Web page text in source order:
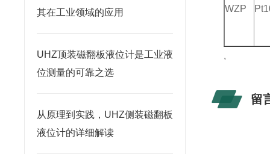
其在工业领域的应用
UHZ顶装磁翻板液位计是工业液
位测量的可靠之选
从原理到实践，UHZ侧装磁翻板
液位计的详细解读
WZP
,
留